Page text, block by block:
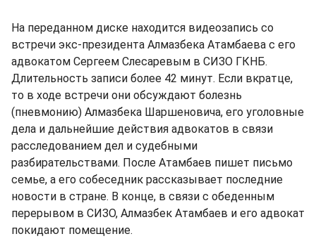
На переданном диске находится видеозапись со
встречи экс-президента Алмазбека Атамбаева с его
адвокатом Сергеем Слесаревым в СИЗО ГКНБ.
Длительность записи более 42 минут. Если вкратце,
то в ходе встречи они обсуждают болезнь
(пневмонию) Алмазбека Шаршеновича, его уголовные
дела и дальнейшие действия адвокатов в связи
расследованием дел и судебными
разбирательствами. После Атамбаев пишет письмо
семье, а его собеседник рассказывает последние
новости в стране. В конце, в связи с обеденным
перерывом в СИЗО, Алмазбек Атамбаев и его адвокат
покидают помещение.